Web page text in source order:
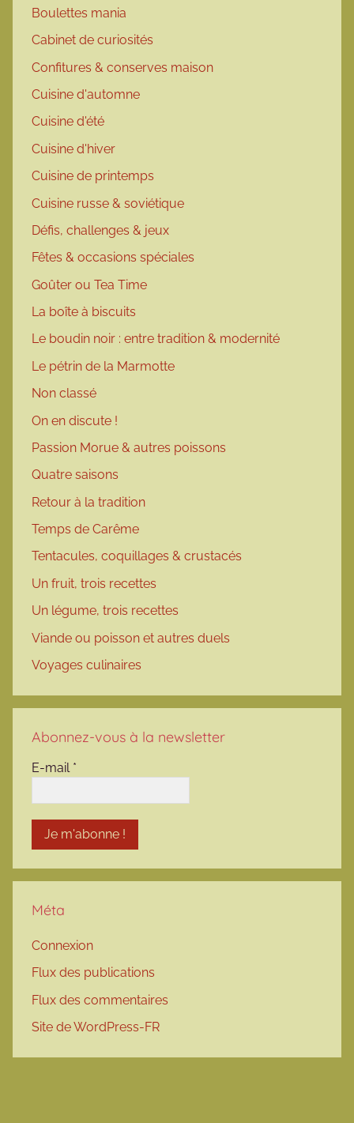
Boulettes mania
Cabinet de curiosités
Confitures & conserves maison
Cuisine d'automne
Cuisine d'été
Cuisine d'hiver
Cuisine de printemps
Cuisine russe & soviétique
Défis, challenges & jeux
Fêtes & occasions spéciales
Goûter ou Tea Time
La boîte à biscuits
Le boudin noir : entre tradition & modernité
Le pétrin de la Marmotte
Non classé
On en discute !
Passion Morue & autres poissons
Quatre saisons
Retour à la tradition
Temps de Carême
Tentacules, coquillages & crustacés
Un fruit, trois recettes
Un légume, trois recettes
Viande ou poisson et autres duels
Voyages culinaires
Abonnez-vous à la newsletter
E-mail *
Méta
Connexion
Flux des publications
Flux des commentaires
Site de WordPress-FR